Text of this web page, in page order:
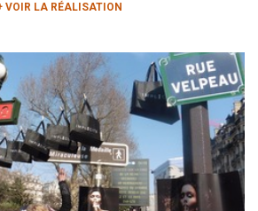
VOIR LA RÉALISATION